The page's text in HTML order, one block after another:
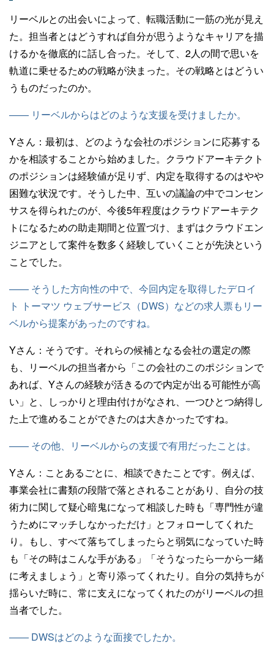
リーベルとの出会いによって、転職活動に一筋の光が見え
た。担当者とはどうすれば自分が思うようなキャリアを描
けるかを徹底的に話し合った。そして、2人の間で思いを
軌道に乗せるための戦略が決まった。その戦略とはどうい
うものだったのか。
—— リーベルからはどのような支援を受けましたか。
Yさん： 最初は、どのような会社のポジションに応募する
かを相談することから始めました。クラウドアーキテクト
のポジションは経験値が足りず、内定を取得するのはやや
困難な状況です。そうした中、互いの議論の中でコンセン
サスを得られたのが、今後5年程度はクラウドアーキテク
トになるための助走期間と位置づけ、まずはクラウドエン
ジニアとして案件を数多く経験していくことが先決という
ことでした。
—— そうした方向性の中で、今回内定を取得したデロイ
ト トーマツ ウェブサービス（DWS）などの求人票もリー
ベルから提案があったのですね。
Yさん： そうです。それらの候補となる会社の選定の際
も、リーベルの担当者から「この会社のこのポジションで
あれば、Yさんの経験が活きるので内定が出る可能性が高
い」と、しっかりと理由付けがなされ、一つひとつ納得し
た上で進めることができたのは大きかったですね。
—— その他、リーベルからの支援で有用だったことは。
Yさん： ことあるごとに、相談できたことです。例えば、
事業会社に書類の段階で落とされることがあり、自分の技
術力に関して疑心暗鬼になって相談した時も「専門性が違
うためにマッチしなかっただけ」とフォローしてくれた
り。もし、すべて落ちてしまったらと弱気になっていた時
も「その時はこんな手がある」「そうなったら一から一緒
に考えましょう」と寄り添ってくれたり。自分の気持ちが
揺らいだ時に、常に支えになってくれたのがリーベルの担
当者でした。
—— DWSはどのような面接でしたか。